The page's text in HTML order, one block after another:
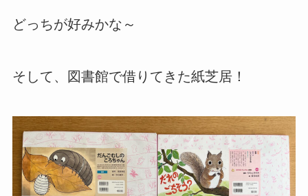
どっちが好みかな～
そして、図書館で借りてきた紙芝居！